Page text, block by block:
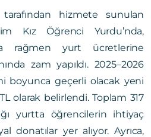
tarafından hizmete sunulan
Kız Öğrenci Yurdu’nda,
rağmen yurt ücretlerine
zam yapıldı. 2025–2026
boyunca geçerli olacak yeni
olarak belirlendi. Toplam 317
yurtta öğrencilerin ihtiyaç
donatılar yer alıyor. Ayrıca,